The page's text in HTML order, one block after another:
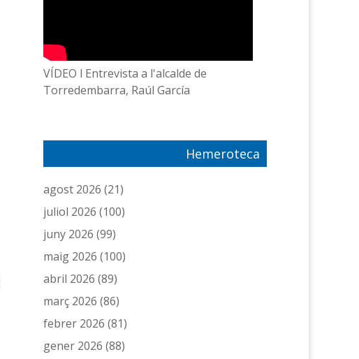
VÍDEO l Entrevista a l'alcalde de
Torredembarra, Raúl García
Hemeroteca
agost 2026 (21)
juliol 2026 (100)
juny 2026 (99)
maig 2026 (100)
abril 2026 (89)
març 2026 (86)
febrer 2026 (81)
gener 2026 (88)